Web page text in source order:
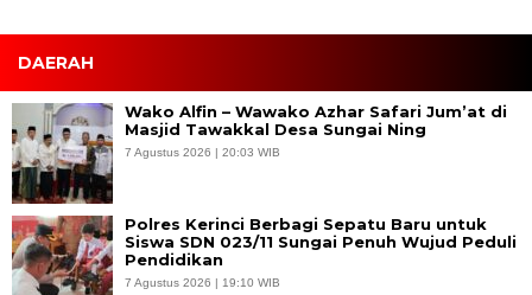
DAERAH
Wako Alfin – Wawako Azhar Safari Jum’at di
Masjid Tawakkal Desa Sungai Ning
7 Agustus 2026 | 20:03 WIB
Polres Kerinci Berbagi Sepatu Baru untuk
Siswa SDN 023/11 Sungai Penuh Wujud Peduli
Pendidikan
7 Agustus 2026 | 19:10 WIB